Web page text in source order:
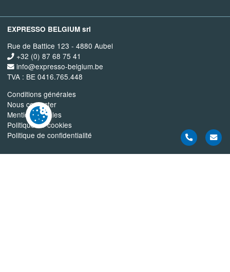
EXPRESSO BELGIUM srl
Rue de Battice 123 - 4880 Aubel
+32 (0) 87 68 75 41
info@expresso-belgium.be
TVA : BE 0416.765.448
Conditions générales
Nous contacter
Mentions légales
Politique de cookies
Politique de confidentialité